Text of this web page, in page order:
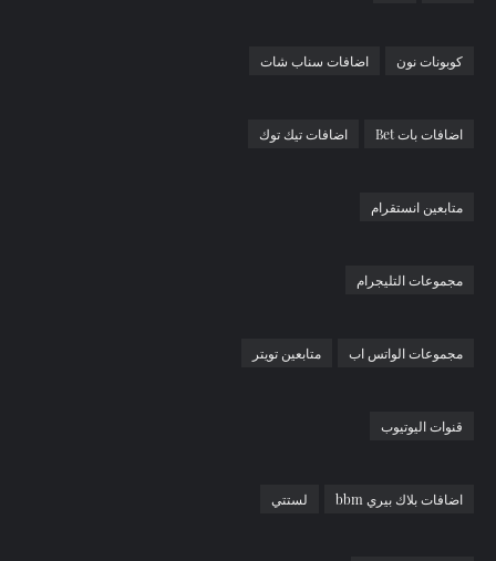
كوبونات نون اضافات سناب شات
اضافات بات Bet اضافات تيك توك
متابعين انستقرام
مجموعات التليجرام
مجموعات الواتس اب متابعين تويتر
قنوات اليوتيوب
اضافات بلاك بيري bbm لستتي